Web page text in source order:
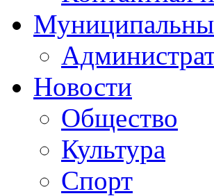
Новости
Общество
Культура
Спорт